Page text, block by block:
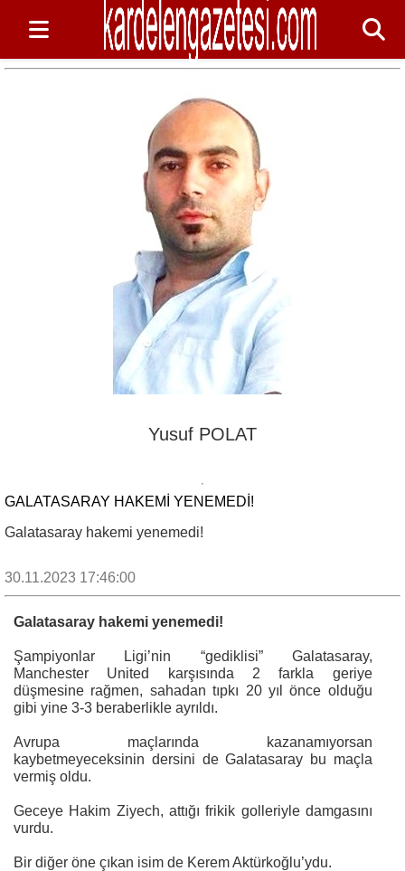
Yusuf POLAT
GALATASARAY HAKEMI YENEMEDI!
Galatasaray hakemi yenemedi!
30.11.2023 17:46:00
Galatasaray hakemi yenemedi!
Şampiyonlar Ligi’nin “gediklisi” Galatasaray,
Manchester United karşısında 2 farkla geriye
düşmesine rağmen, sahadan tıpkı 20 yıl önce olduğu
gibi yine 3-3 beraberlikle ayrıldı.
Avrupa maçlarında kazanamıyorsan
kaybetmeyeceksinin dersini de Galatasaray bu maçla
vermiş oldu.
Geceye Hakim Ziyech, attığı frikik golleriyle damgasını
vurdu.
Bir diğer öne çıkan isim de Kerem Aktürkoğlu’ydu.